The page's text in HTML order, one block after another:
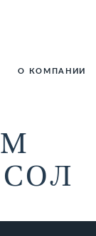
О КОМПАНИИ